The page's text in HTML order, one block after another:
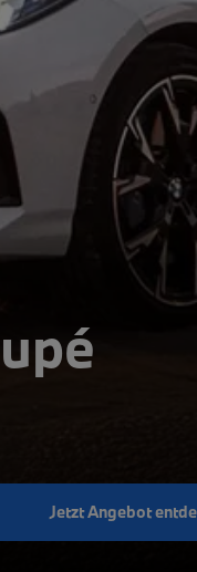
Jetzt Angebot